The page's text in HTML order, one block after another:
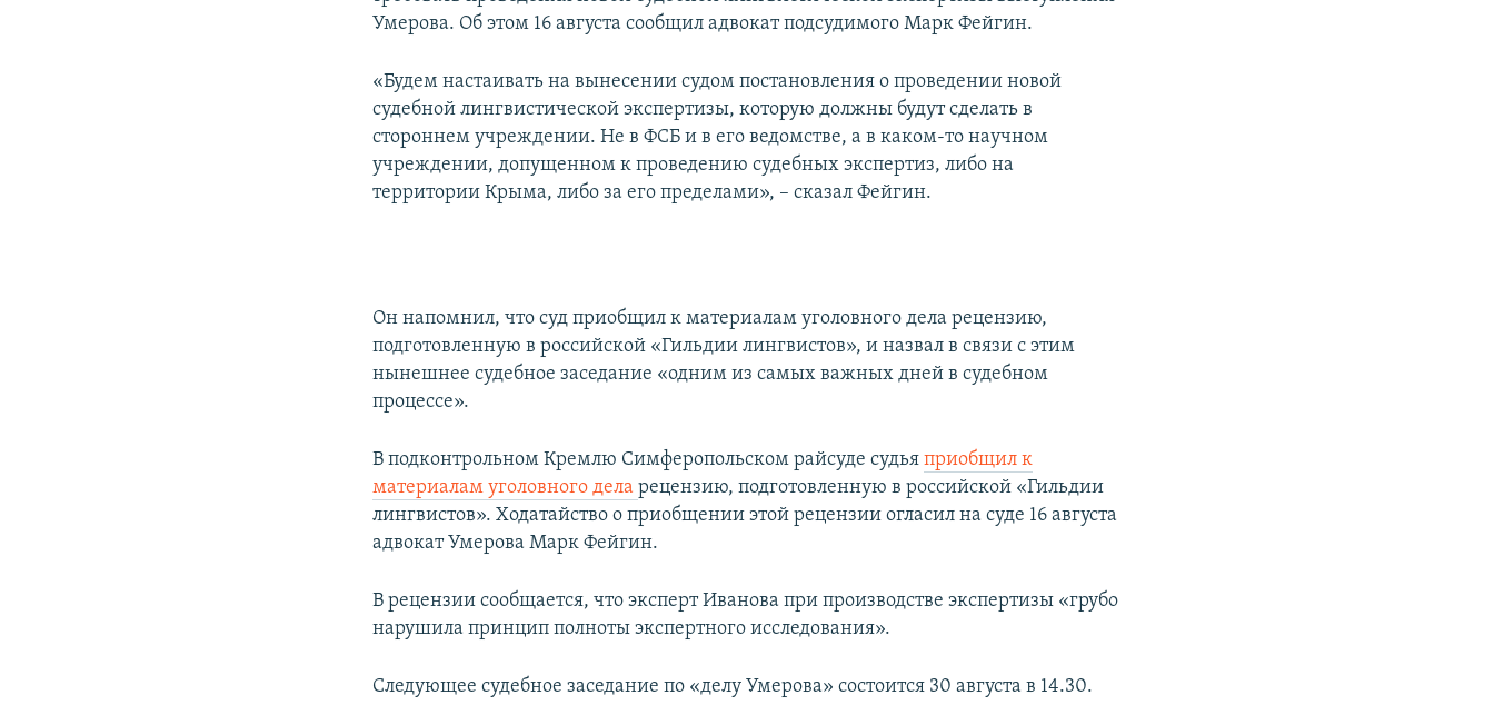
Умерова. Об этом 16 августа сообщил адвокат подсудимого Марк Фейгин.
«Будем настаивать на вынесении судом постановления о проведении новой
судебной лингвистической экспертизы, которую должны будут сделать в
стороннем учреждении. Не в ФСБ и в его ведомстве, а в каком-то научном
учреждении, допущенном к проведению судебных экспертиз, либо на
территории Крыма, либо за его пределами», – сказал Фейгин.
Он напомнил, что суд приобщил к материалам уголовного дела рецензию,
подготовленную в российской «Гильдии лингвистов», и назвал в связи с этим
нынешнее судебное заседание «одним из самых важных дней в судебном
процессе».
В подконтрольном Кремлю Симферопольском райсуде судьяприобщил к
материалам уголовного деларецензию, подготовленную в российской «Гильдии
лингвистов». Ходатайство о приобщении этой рецензии огласил на суде 16 августа
адвокат Умерова Марк Фейгин.
В рецензии сообщается, что эксперт Иванова при производстве экспертизы «грубо
нарушила принцип полноты экспертного исследования».
Следующее судебное заседание по «делу Умерова» состоится 30 августа в 14.30.